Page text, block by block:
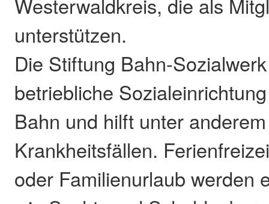
unterstützen.
Die Stiftung Bahn-
betriebliche
Bahn und hilft unter
Krankheitsfällen.
oder Familienurlaub werden